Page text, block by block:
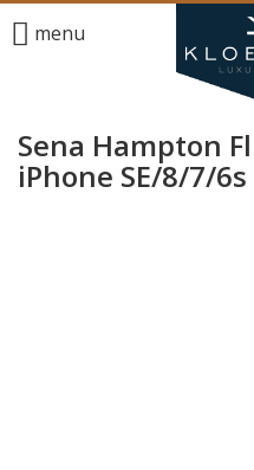
menu
Sena Hampton
iPhone SE/8/7/